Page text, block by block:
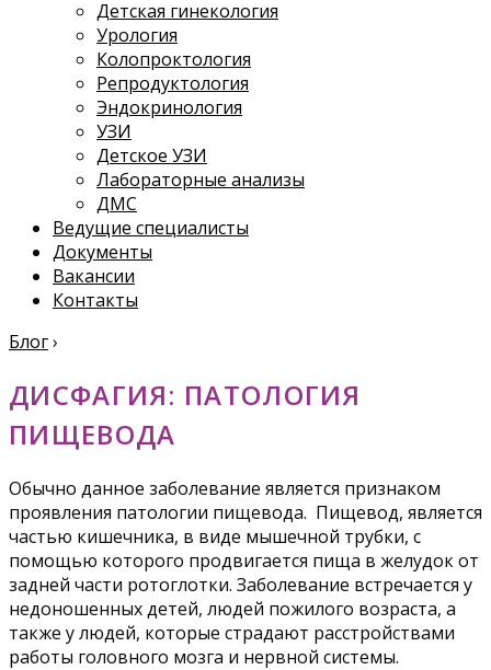
Детская гинекология
Урология
Колопроктология
Репродуктология
Эндокринология
УЗИ
Детское УЗИ
Лабораторные анализы
ДМС
Ведущие специалисты
Документы
Вакансии
Контакты
Блог›
ДИСФАГИЯ: ПАТОЛОГИЯ
ПИЩЕВОДА
Обычно данное заболевание является признаком
проявления патологии пищевода. Пищевод, является
частью кишечника, в виде мышечной трубки, с
помощью которого продвигается пища в желудок от
задней части ротоглотки. Заболевание встречается у
недоношенных детей, людей пожилого возраста, а
также у людей, которые страдают расстройствами
работы головного мозга и нервной системы.